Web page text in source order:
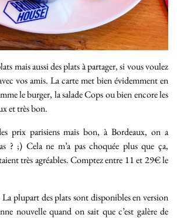
mais aussi des plats à partager, si vous voulez
vos amis. La carte met bien évidemment en
le burger, la salade Cops ou bien encore les
et très bon.
prix parisiens mais bon, à Bordeaux, on a
? ;) Cela ne m’a pas choquée plus que ça,
très agréables. Comptez entre 11 et 29€ le
plupart des plats sont disponibles en version
nouvelle quand on sait que c’est galère de